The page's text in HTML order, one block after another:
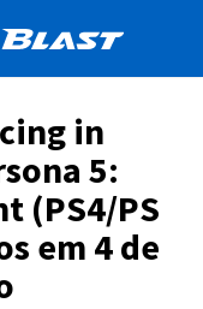
in
5:
(PS4/PS
em 4 de